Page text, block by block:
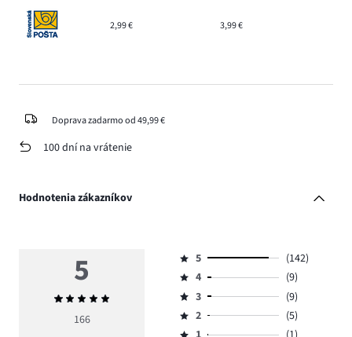
2,99 € 3,99 €
Doprava zadarmo od 49,99 €
100 dní na vrátenie
Hodnotenia zákazníkov
5
Priemerné
hodnotenie
166
Hodnotenie
5,
počet
hlasov
142.
5
(142)
Hodnotenie
4,
počet
hlasov
4
(9)
Hodnotenie
3,
3
(9)
Hodnotenie
2
(5)